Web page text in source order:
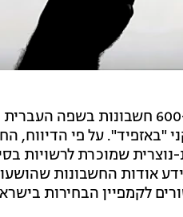
הרשת החברתית טוויטר הסירה כ-600
"באזפיד". על פי הדיווח,
שמוכרת לרשויות
אודות החשבונות שהושעו.
לקמפיין הבחירות